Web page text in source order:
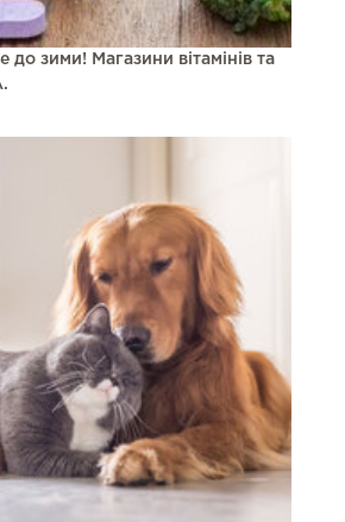
до зими! Магазини вітамінів та